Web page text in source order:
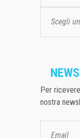
Scegli
Per
nostra